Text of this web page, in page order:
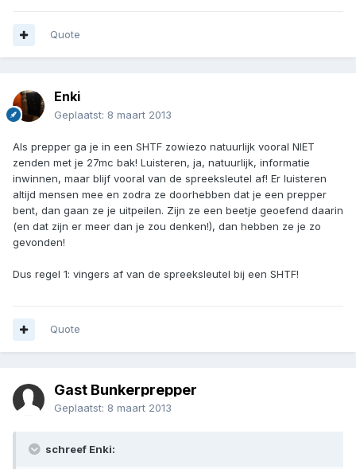
Quote
Enki
Geplaatst: 8 maart 2013
Als prepper ga je in een SHTF zowiezo natuurlijk vooral NIET
zenden met je 27mc bak! Luisteren, ja, natuurlijk, informatie
inwinnen, maar blijf vooral van de spreeksleutel af! Er luisteren
altijd mensen mee en zodra ze doorhebben dat je een prepper
bent, dan gaan ze je uitpeilen. Zijn ze een beetje geoefend daarin
(en dat zijn er meer dan je zou denken!), dan hebben ze je zo
gevonden!
Dus regel 1: vingers af van de spreeksleutel bij een SHTF!
Quote
Gast Bunkerprepper
Geplaatst: 8 maart 2013
schreef Enki: